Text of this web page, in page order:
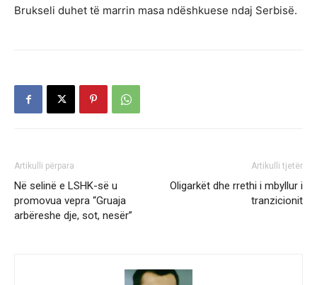
Brukseli duhet të marrin masa ndëshkuese ndaj Serbisë.
Artikulli përpara
Në selinë e LSHK-së u
promovua vepra “Gruaja
arbëreshe dje, sot, nesër”
Artikulli tjetër
Oligarkët dhe rrethi i mbyllur i
tranzicionit